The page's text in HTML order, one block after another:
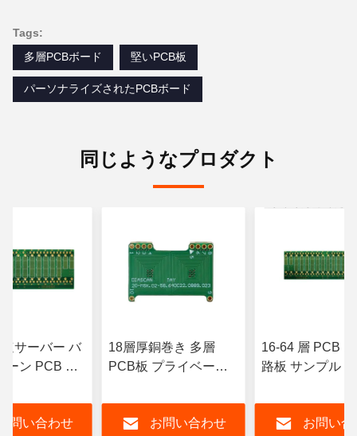
Tags:
多層PCBボード
堅いPCB板
パーソナライズされたPCBボード
同じようなプロダクト
サーバー バ
ーン PCB カ
問い合わせ
18層厚銅巻き 多層
PCB板 プライベート
お問い合わせ
16-64 層 PCB
路板 サンプル
お問い合